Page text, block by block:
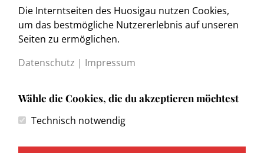
www.trachtenkulturmuseum.de
Impressum
Datenschutzerklärung
Die Interntseiten des Huosigau nutzen Cookies,
um das bestmögliche Nutzererlebnis auf unseren
Seiten zu ermöglichen.
Datenschutz | Impressum
Wähle die Cookies, die du akzeptieren möchtest
Technisch notwendig